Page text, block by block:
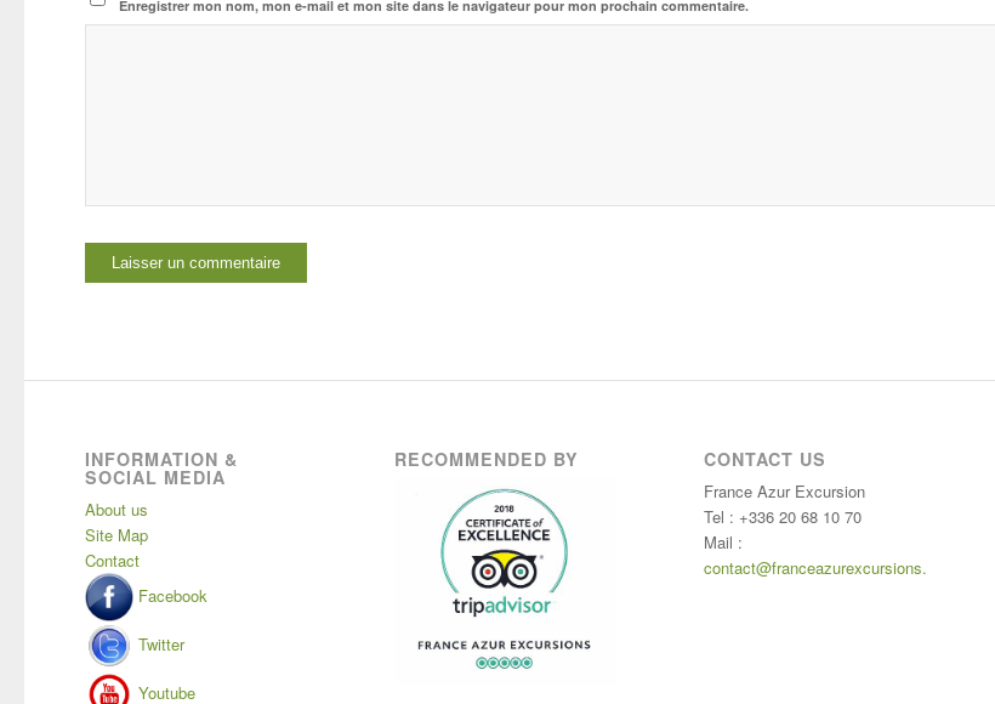
Enregistrer mon nom, mon e-mail et mon site dans le navigateur pour mon prochain commentaire.
INFORMATION &
SOCIAL MEDIA
About us
Site Map
Contact
Facebook
Twitter
Youtube
RECOMMENDED BY CONTACT US
France Azur Excursion
Tel : +336 20 68 10 70
Mail :
contact@franceazurexcursions.com